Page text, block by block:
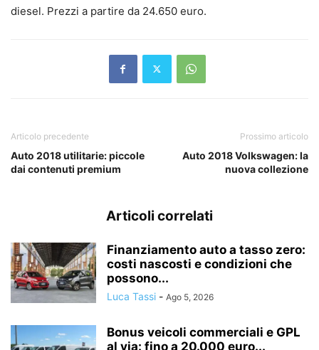
diesel. Prezzi a partire da 24.650 euro.
Articolo precedente
Auto 2018 utilitarie: piccole
dai contenuti premium
Prossimo articolo
Auto 2018 Volkswagen: la
nuova collezione
Articoli correlati
Finanziamento auto a tasso zero:
costi nascosti e condizioni che
possono...
Luca Tassi - Ago 5, 2026
Bonus veicoli commerciali e GPL
al via: fino a 20.000 euro...